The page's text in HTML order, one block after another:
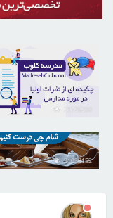
31038152